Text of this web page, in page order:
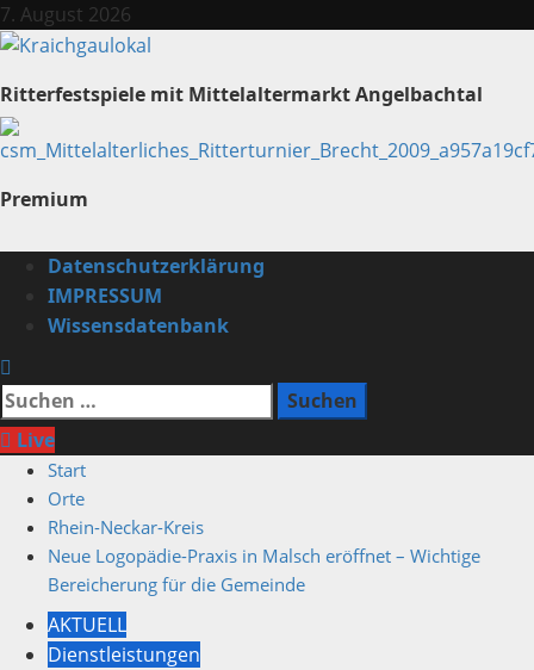
Zum
Inhalt
7. August 2026
Ritterfestspiele mit Mittelaltermarkt Angelbachtal
Premium
Primäres
Menü
Datenschutzerklärung
IMPRESSUM
Wissensdatenbank
Suchen
nach:
Live
Start
Orte
Rhein-Neckar-Kreis
Neue Logopädie-Praxis in Malsch eröffnet – Wichtige
Bereicherung für die Gemeinde
AKTUELL
Dienstleistungen